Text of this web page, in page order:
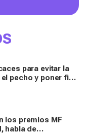
para evitar la
pecho y poner fin
los premios MF
habla de